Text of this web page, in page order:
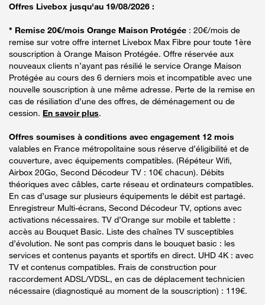
Offres Livebox jusqu'au 19/08/2026 :
* Remise 20€/mois Orange Maison Protégée : 20€/mois de
remise sur votre offre internet Livebox Max Fibre pour toute 1ère
souscription à Orange Maison Protégée. Offre réservée aux
nouveaux clients n’ayant pas résilié le service Orange Maison
Protégée au cours des 6 derniers mois et incompatible avec une
nouvelle souscription à une même adresse. Perte de la remise en
cas de résiliation d’une des offres, de déménagement ou de
cession. En savoir plus.
Offres soumises à conditions avec engagement 12 mois
valables en France métropolitaine sous réserve d’éligibilité et de
couverture, avec équipements compatibles. (Répéteur Wifi,
Airbox 20Go, Second Décodeur TV : 10€ chacun). Débits
théoriques avec câbles, carte réseau et ordinateurs compatibles.
En cas d’usage sur plusieurs équipements le débit est partagé.
Enregistreur Multi-écrans, Second Décodeur TV, options avec
activations nécessaires. TV d’Orange sur mobile et tablette :
accès au Bouquet Basic. Liste des chaînes TV susceptibles
d’évolution. Ne sont pas compris dans le bouquet basic : les
services et contenus payants et sportifs en direct. UHD 4K : avec
TV et contenus compatibles. Frais de construction pour
raccordement ADSL/VDSL, en cas de déplacement technicien
nécessaire (diagnostiqué au moment de la souscription) : 119€.